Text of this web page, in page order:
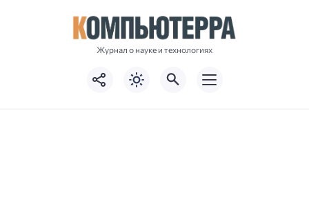
Журнал о науке и технологиях